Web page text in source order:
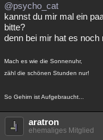
@psycho_cat
kannst du mir mal ein
bitte?
denn bei mir hat es noch
Mach es wie die Sonnenuhr,
zähl die schönen Stunden nur!
So Gehirn ist Aufgebraucht...
aratron
ehemaliges Mitglied